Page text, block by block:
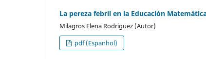
La pereza febril en la Educación
Milagros Elena Rodriguez (Autor)
pdf (Espanhol)